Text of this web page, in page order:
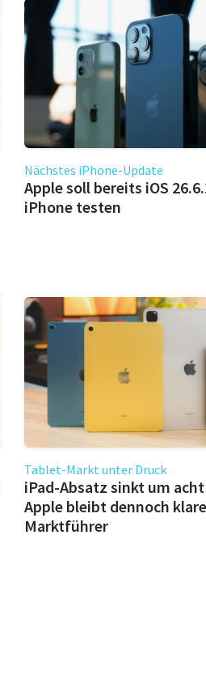
Nächstes iPhone-Update
Apple soll bereits iOS
iPhone testen
Tablet-Markt unter Druck
iPad-Absatz sinkt um
Apple bleibt dennoch
Marktführer